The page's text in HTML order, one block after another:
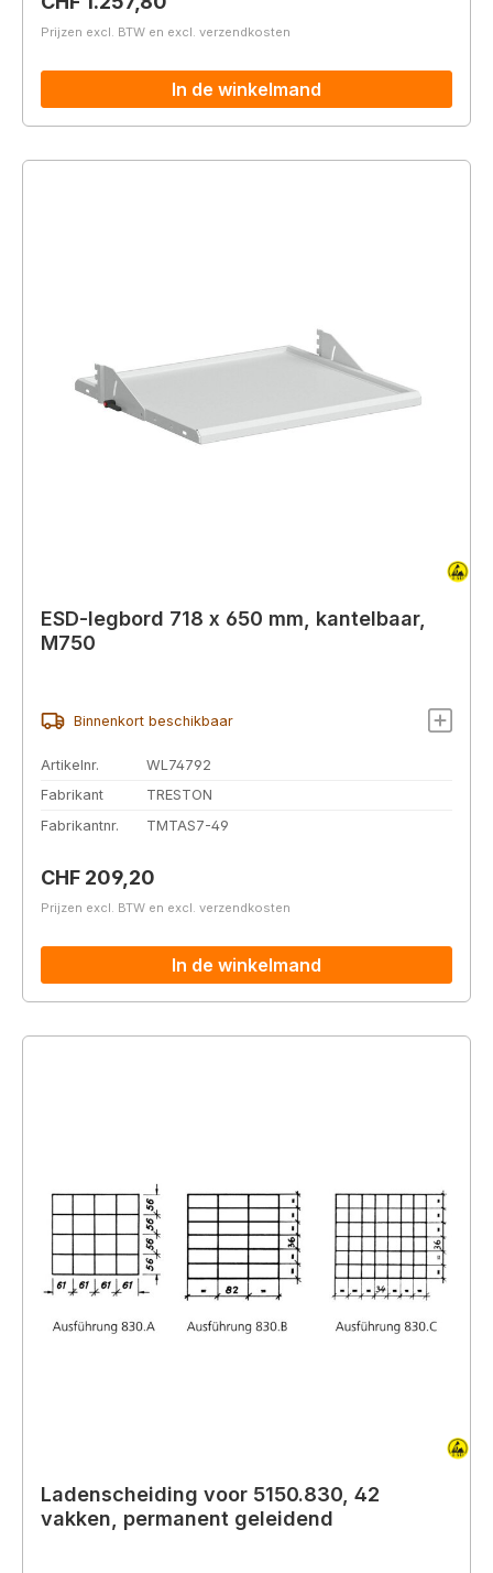
Prijzen excl. BTW en excl. verzendkosten
In de winkelmand
ESD-legbord 718 x 650 mm, kantelbaar,
M750
Binnenkort beschikbaar
Artikelnr.
WL74792
Fabrikant
TRESTON
Fabrikantnr.
TMTAS7-49
Normale prijs:
CHF 209,20
Prijzen excl. BTW en excl. verzendkosten
In de winkelmand
Ladenscheiding voor 5150.830, 42
vakken, permanent geleidend